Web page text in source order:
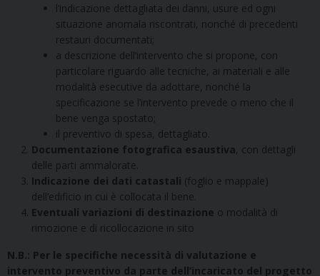
l’indicazione dettagliata dei danni, usure ed ogni
situazione anomala riscontrati, nonché di precedenti
restauri documentati;
a descrizione dell’intervento che si propone, con
particolare riguardo alle tecniche, ai materiali e alle
modalità esecutive da adottare, nonché la
specificazione se l’intervento prevede o meno che il
bene venga spostato;
il preventivo di spesa, dettagliato.
Documentazione fotografica esaustiva , con dettagli
delle parti ammalorate.
Indicazione dei dati catastali (foglio e mappale)
dell’edificio in cui è collocata il bene.
Eventuali variazioni di destinazione o modalità di
rimozione e di ricollocazione in sito
N.B.: Per le specifiche necessità di valutazione e
intervento preventivo da parte dell’incaricato del progetto